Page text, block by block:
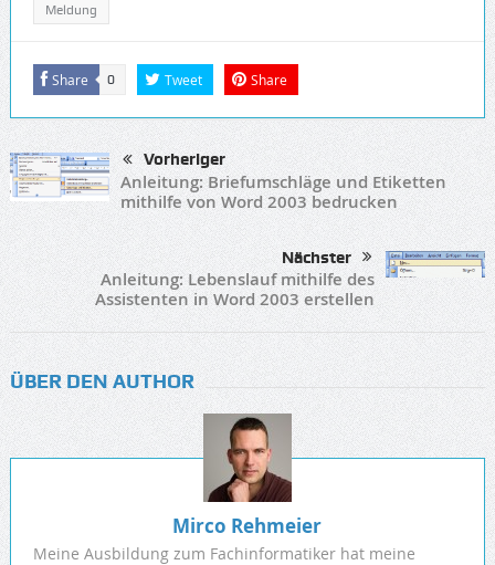
Meldung
Share 0 Tweet Share
Vorheriger
Anleitung: Briefumschläge und Etiketten
mithilfe von Word 2003 bedrucken
Nächster
Anleitung: Lebenslauf mithilfe des
Assistenten in Word 2003 erstellen
ÜBER DEN AUTHOR
Mirco Rehmeier
Meine Ausbildung zum Fachinformatiker hat meine